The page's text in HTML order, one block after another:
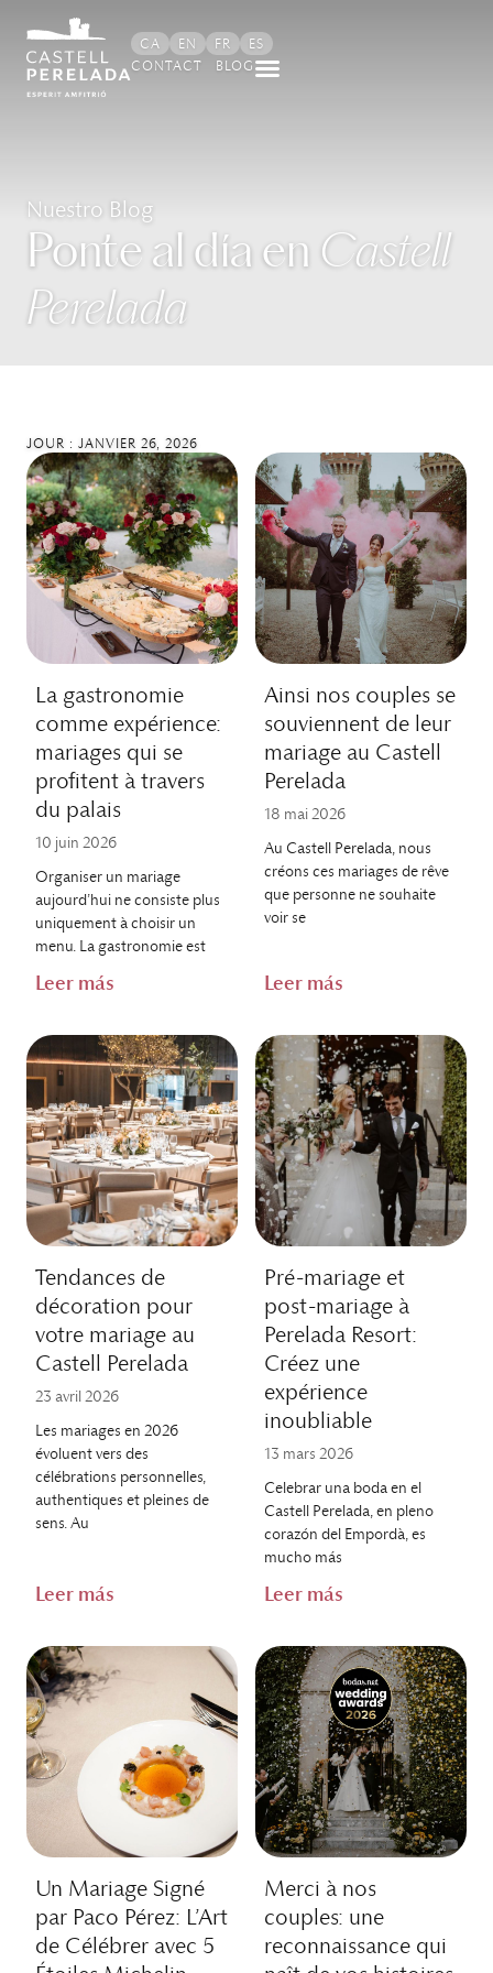
CA EN FR
ES
CONTACT
BLOG
Nuestro Blog
Ponte al día en Castell
Perelada
JOUR : JANVIER 26, 2026
La gastronomie
comme expérience:
mariages qui se
profitent à travers
du palais
10 juin 2026
Organiser un mariage
aujourd’hui ne consiste plus
uniquement à choisir un
menu. La gastronomie est
Leer más
Ainsi nos couples se
souviennent de leur
mariage au Castell
Perelada
18 mai 2026
Au Castell Perelada, nous
créons ces mariages de rêve
que personne ne souhaite
voir se
Leer más
Tendances de
décoration pour
votre mariage au
Castell Perelada
23 avril 2026
Les mariages en 2026
évoluent vers des
célébrations personnelles,
authentiques et pleines de
sens. Au
Leer más
Pré-mariage et
post-mariage à
Perelada Resort:
Créez une
expérience
inoubliable
13 mars 2026
Celebrar una boda en el
Castell Perelada, en pleno
corazón del Empordà, es
mucho más
Leer más
Un Mariage Signé
par Paco Pérez: L’Art
de Célébrer avec 5
Merci à nos
couples: une
reconnaissance qui